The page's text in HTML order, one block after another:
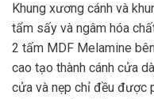
Khung xương cánh và
tẩm sấy và ngâm hóa
2 tấm MDF Melamine
cao tạo thành cánh cửa
cửa và nẹp chỉ đều được